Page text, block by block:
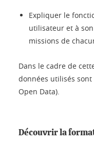
Expliquer le
utilisateur et à
missions de
Dans le cadre de
données utilisés
Open Data).
Découvrir la